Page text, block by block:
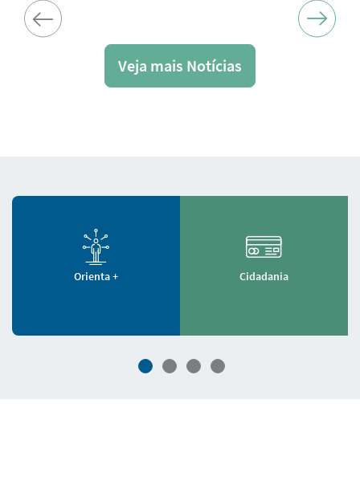
Veja mais Notícias
Orienta + Cidadania